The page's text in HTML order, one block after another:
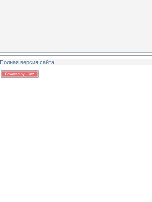
Полная версия сайта